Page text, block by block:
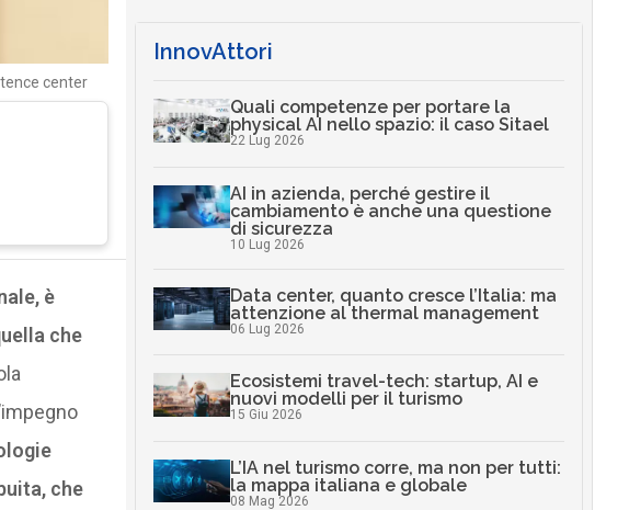
center
è
che
che
InnovAttori
Quali competenze per portare la
physical AI nello spazio: il caso Sitael
22 Lug 2026
AI in azienda, perché gestire il
cambiamento è anche una questione
di sicurezza
10 Lug 2026
Data center, quanto cresce l’Italia: ma
attenzione al thermal management
06 Lug 2026
Ecosistemi travel-tech: startup, AI e
nuovi modelli per il turismo
15 Giu 2026
L’IA nel turismo corre, ma non per tutti:
la mappa italiana e globale
08 Mag 2026